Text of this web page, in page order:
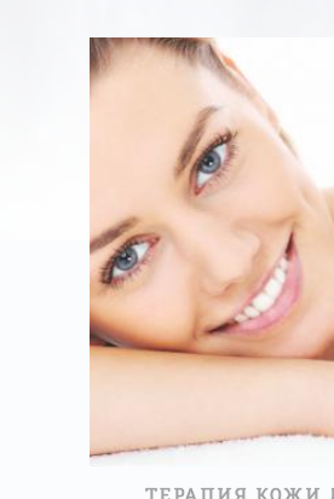
45МИНУТ
50,00 €
ПРОЧИТАЙТЕ